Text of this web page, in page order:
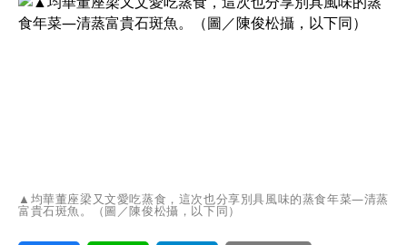
▲均華董座梁又文愛吃蒸食，這次也分享別具風味的蒸食年菜—清蒸
富貴石斑魚。（圖／陳俊松攝，以下同）